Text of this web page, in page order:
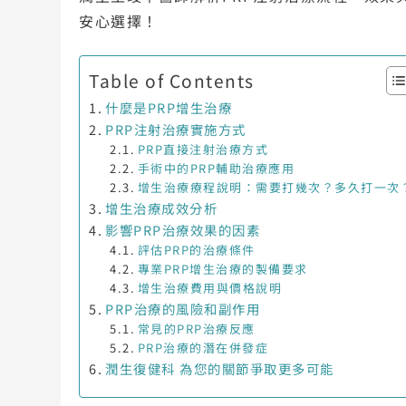
安心選擇！
Table of Contents
什麼是PRP增生治療
PRP注射治療實施方式
PRP直接注射治療方式
手術中的PRP輔助治療應用
增生治療療程說明：需要打幾次？多久打一次
增生治療成效分析
影響PRP治療效果的因素
評估PRP的治療條件
專業PRP增生治療的製備要求
增生治療費用與價格說明
PRP治療的風險和副作用
常見的PRP治療反應
PRP治療的潛在併發症
潤生復健科 為您的關節爭取更多可能